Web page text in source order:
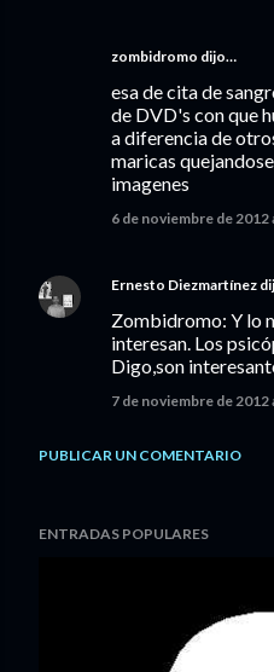
zombidromo dijo…
esa de cita de
de DVD's con que
a diferencia de
maricas
imagenes
6 de noviembre de 2012
Ernesto Diezmartínez
Zombidromo: Y lo
interesan. Los
Digo,son
7 de noviembre de 2012
PUBLICAR UN COMENTARIO
ENTRADAS POPULARES